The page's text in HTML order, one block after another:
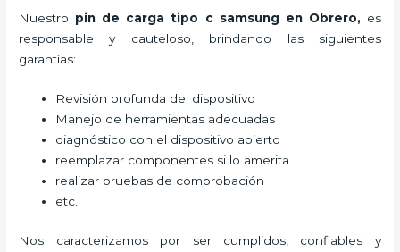
Nuestro pin de carga tipo c samsung en Obrero, es
responsable y cauteloso, brindando las siguientes
garantías:
Revisión profunda del dispositivo
Manejo de herramientas adecuadas
diagnóstico con el dispositivo abierto
reemplazar componentes si lo amerita
realizar pruebas de comprobación
etc.
Nos caracterizamos por ser cumplidos, confiables y